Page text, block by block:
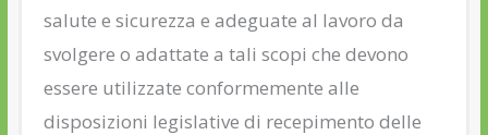
salute e sicurezza e adeguate al lavoro da
svolgere o adattate a tali scopi che devono
essere utilizzate conformemente alle
disposizioni legislative di recepimento delle